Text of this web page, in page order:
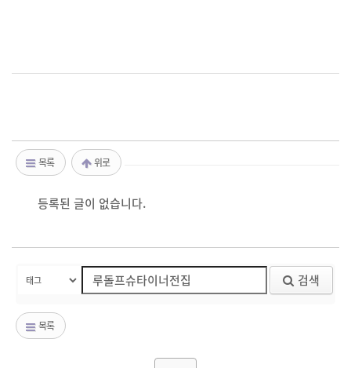
목록 위로
등록된 글이 없습니다.
검색
목록